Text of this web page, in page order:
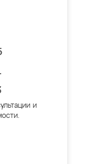
и